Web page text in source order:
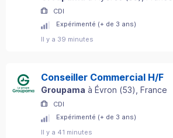
CDI
Expérimenté (+ de 3 ans)
Il y a 39 minutes
Conseiller Commercial H/F
Groupama à Évron (53) , France
CDI
Expérimenté (+ de 3 ans)
Il y a 41 minutes